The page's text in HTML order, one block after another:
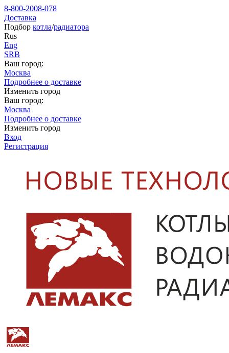
8-800-2008-078
Доставка
Подбор котла/радиатора
Rus
Eng
SRB
Ваш город:
Москва
Подробнее о доставке
Изменить город
Ваш город:
Москва
Подробнее о доставке
Изменить город
Вход
Регистрация